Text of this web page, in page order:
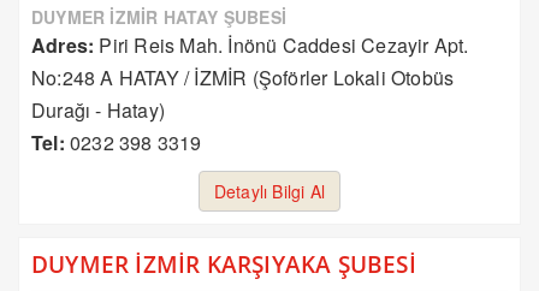
DUYMER İZMİR HATAY ŞUBESİ
Adres: Piri Reis Mah. İnönü Caddesi Cezayir Apt.
No:248 A HATAY / İZMİR (Şoförler Lokali Otobüs
Durağı - Hatay)
Tel: 0232 398 3319
Detaylı Bilgi Al
DUYMER İZMİR KARŞIYAKA ŞUBESİ